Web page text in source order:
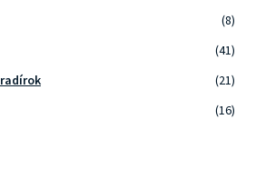
(8)
(41)
(21)
(16)